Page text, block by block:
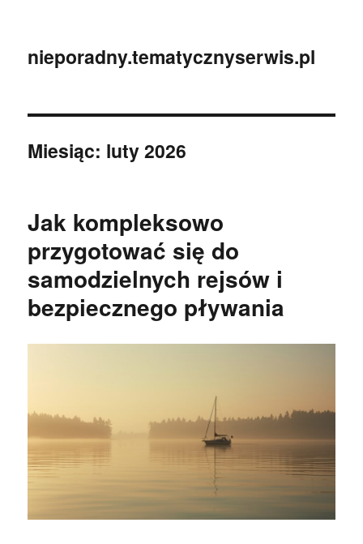
nieporadny.tematycznyserwis.pl
Miesiąc: luty 2026
Jak kompleksowo
przygotować się do
samodzielnych rejsów i
bezpiecznego pływania